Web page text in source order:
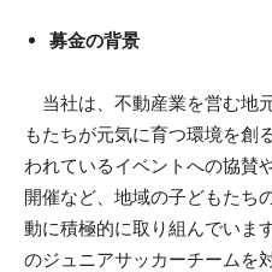
募金の背景
当社は、不動産業を営む地
もたちが元気に育つ環境を創
われているイベントへの協賛
開催など、地域の子どもたち
動に積極的に取り組んでいま
のジュニアサッカーチームを